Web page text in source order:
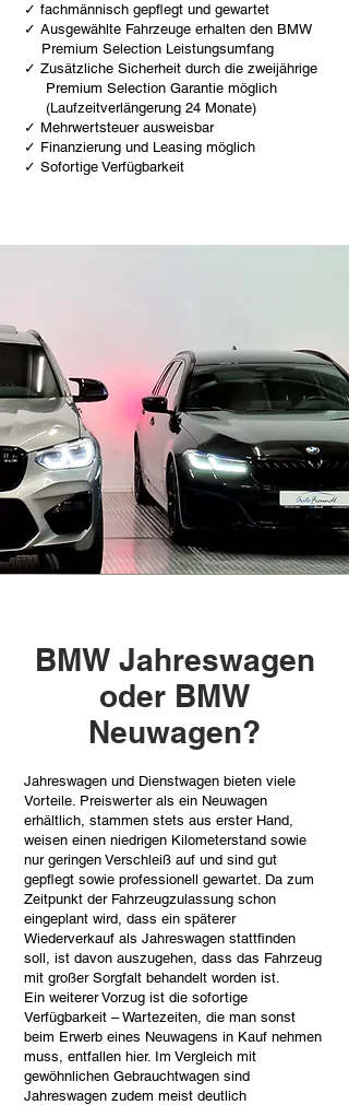
✓ fachmännisch gepflegt und gewartet
✓ Ausgewählte Fahrzeuge erhalten den BMW
Premium Selection Leistungsumfang
✓ Zusätzliche Sicherheit durch die zweijährige
Premium Selection Garantie möglich
(Laufzeitverlängerung 24 Monate)
✓ Mehrwertsteuer ausweisbar
✓ Finanzierung und Leasing möglich
✓ Sofortige Verfügbarkeit
BMW Jahreswagen
oder BMW
Neuwagen?
Jahreswagen und Dienstwagen bieten viele
Vorteile. Preiswerter als ein Neuwagen
erhältlich, stammen stets aus erster Hand,
weisen einen niedrigen Kilometerstand sowie
nur geringen Verschleiß auf und sind gut
gepflegt sowie professionell gewartet. Da zum
Zeitpunkt der Fahrzeugzulassung schon
eingeplant wird, dass ein späterer
Wiederverkauf als Jahreswagen stattfinden
soll, ist davon auszugehen, dass das Fahrzeug
mit großer Sorgfalt behandelt worden ist.
Ein weiterer Vorzug ist die sofortige
Verfügbarkeit – Wartezeiten, die man sonst
beim Erwerb eines Neuwagens in Kauf nehmen
muss, entfallen hier. Im Vergleich mit
gewöhnlichen Gebrauchtwagen sind
Jahreswagen zudem meist deutlich